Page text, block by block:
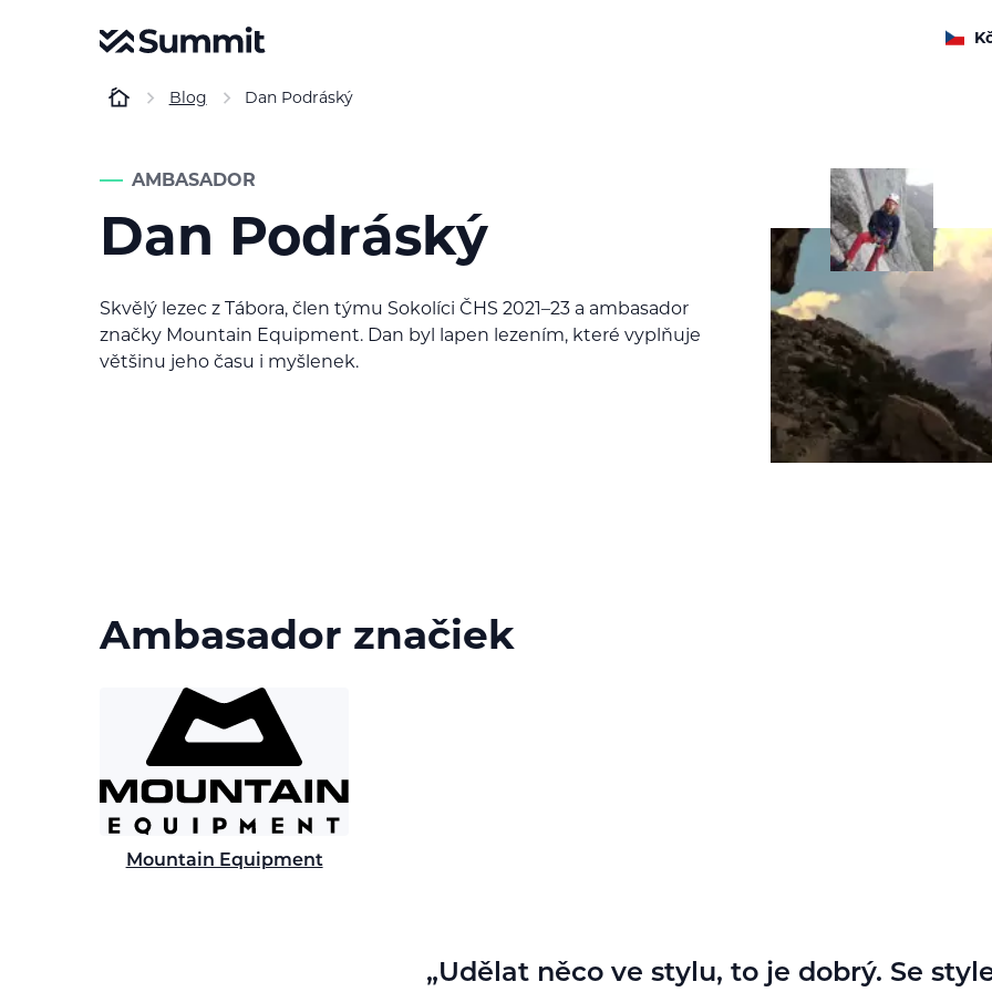
Blog Dan Podráský
AMBASADOR
Dan Podráský
Skvělý lezec z Tábora, člen týmu Sokolíci ČHS 2021–23 a ambasador
značky Mountain Equipment. Dan byl lapen lezením, které vyplňuje
většinu jeho času i myšlenek.
Ambasador značiek
Mountain Equipment
Udělat něco ve stylu, to je dobrý. Se